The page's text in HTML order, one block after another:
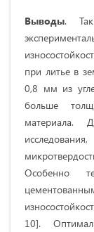
Выводы.
при литье в
0,8 мм из
больше
материала.
Особенно
10].